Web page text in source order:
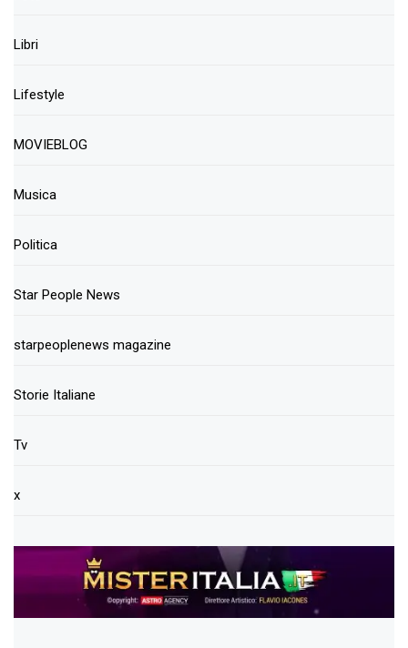
Libri
Lifestyle
MOVIEBLOG
Musica
Politica
Star People News
starpeoplenews magazine
Storie Italiane
Tv
x